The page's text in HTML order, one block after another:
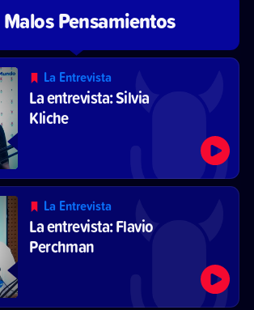
Malos Pensamientos
La Entrevista
La entrevista: Silvia
Kliche
La Entrevista
La entrevista: Flavio
Perchman